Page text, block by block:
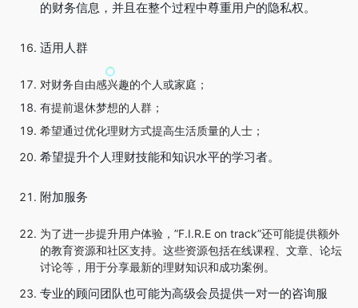
的财务信息，并且在整个过程中尊重用户的隐私权。
适用人群
对财务自由感兴趣的个人或家庭；
有提前退休梦想的人群；
希望通过优化理财方式提高生活质量的人士；
希望提升个人理财技能和知识水平的学习者。
附加服务
为了进一步提升用户体验，”F.I.R.E on track”还可能提供额外
的教育资源和社区支持。这些资源包括在线课程、文章、论坛
讨论等，用于分享最新的理财知识和成功案例。
专业的顾问团队也可能为高级会员提供一对一的咨询服